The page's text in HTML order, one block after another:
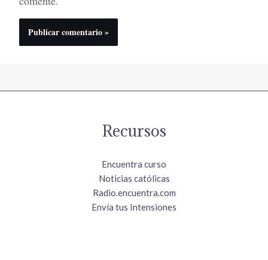
Recursos
Encuentra curso
Noticias católicas
Radio.encuentra.com
Envía tus Intensiones